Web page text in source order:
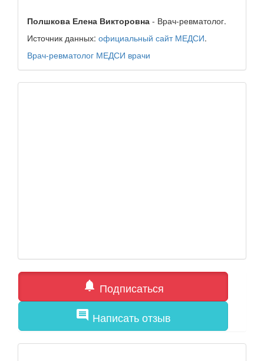
Полшкова Елена Викторовна - Врач-ревматолог.
Источник данных: официальный сайт МЕДСИ.
Врач-ревматолог МЕДСИ врачи
notifications Подписаться
comment Написать отзыв